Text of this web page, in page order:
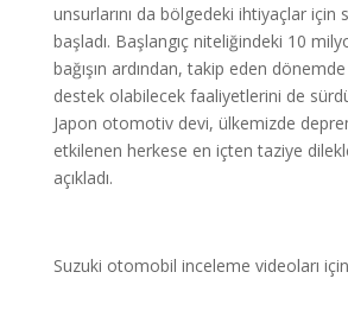
unsurlarını da bölgedeki ihtiyaçlar için
başladı. Başlangıç niteliğindeki 10
bağışın ardından, takip eden
destek olabilecek faaliyetlerini de
Japon otomotiv devi, ülkemizde
etkilenen herkese en içten taziye
açıkladı.
Suzuki otomobil inceleme videoları için